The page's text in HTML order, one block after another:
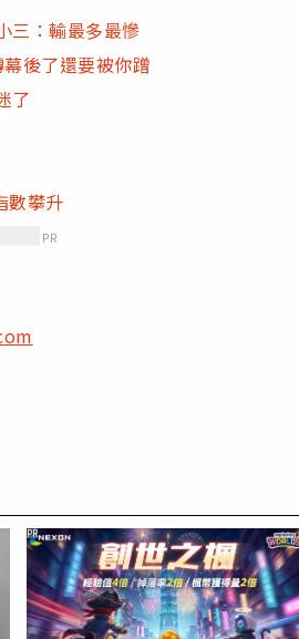
三：輸最多最慘
後了還要被你蹭
了
數攀升
PR
PR